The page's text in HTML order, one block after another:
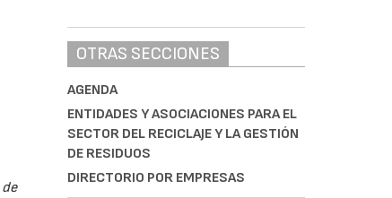
OTRAS SECCIONES
AGENDA
ENTIDADES Y ASOCIACIONES PARA EL
SECTOR DEL RECICLAJE Y LA GESTIÓN
DE RESIDUOS
DIRECTORIO POR EMPRESAS